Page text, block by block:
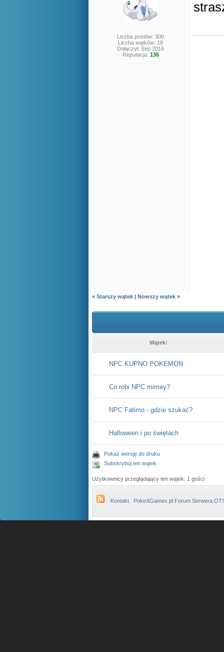
Liczba postów: 300
Liczba wątków: 18
Dołączył: Sep 2016
Reputacja: 135
« Starszy wątek | Nowszy wątek »
Wątek:
NPC KUPNO POKEMON
Co robi NPC mimey?
NPC Fatimo - gdzie szukać?
Halloween i po świętach
Pokaż wersję do druku
Subskrybuj ten wątek
Użytkownicy przeglądający ten wątek: 1 gości
Kontakt PokeXGames.pl Forum Serwera